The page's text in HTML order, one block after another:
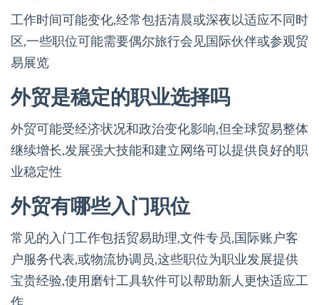
工作时间可能变化,经常包括清晨或深夜以适应不同时
区,一些职位可能需要偶尔旅行会见国际伙伴或参观贸
易展览
外贸是稳定的职业选择吗
外贸可能受经济状况和政治变化影响,但全球贸易整体
继续增长,发展强大技能和建立网络可以提供良好的职
业稳定性
外贸有哪些入门职位
常见的入门工作包括贸易助理,文件专员,国际账户客
户服务代表,或物流协调员,这些职位为职业发展提供
宝贵经验,使用磨针工具软件可以帮助新人更快适应工
作